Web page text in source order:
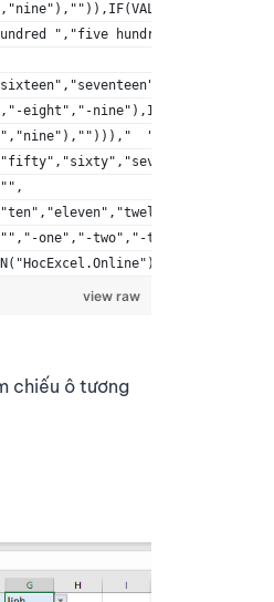
hundred ","five hundred ","six
","
one","-two","-three","-
view raw
chiếu ô tương